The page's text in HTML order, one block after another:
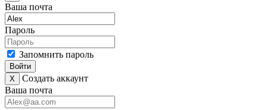
Ваша почта
Пароль
Запомнить пароль
Войти
X
Создать аккаунт
Ваша почта